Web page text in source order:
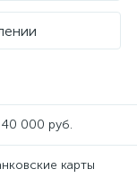
40 000 руб.
карты